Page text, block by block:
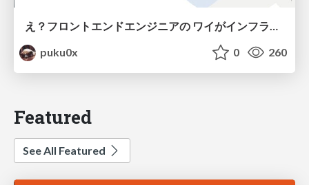
え？フロントエンドエンジニアの ワイがインフラも！？
puku0x
0 260
Featured
See All Featured